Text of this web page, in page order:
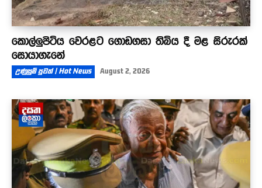
කොල්ලුපිටිය වෙරළට ගොඩගසා තිබිය දී මළ සිරුරක්
සොයාගැනේ
උණුසුම් පුවත් | Hot News August 2, 2026